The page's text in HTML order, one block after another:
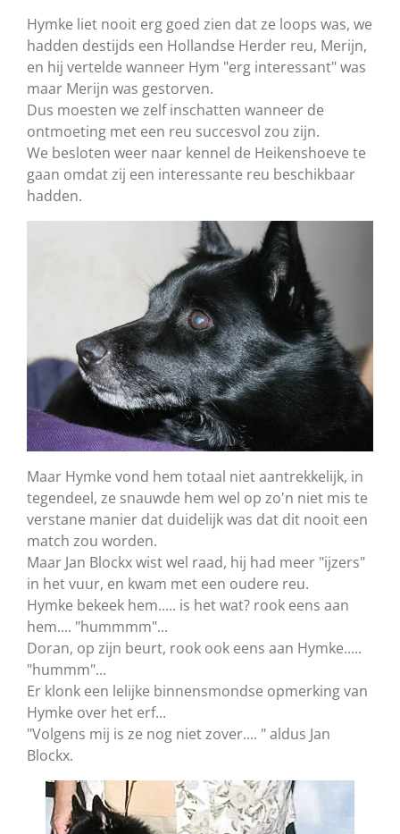
Hymke liet nooit erg goed zien dat ze loops was, we
hadden destijds een Hollandse Herder reu, Merijn,
en hij vertelde wanneer Hym "erg interessant" was
maar Merijn was gestorven.
Dus moesten we zelf inschatten wanneer de
ontmoeting met een reu succesvol zou zijn.
We besloten weer naar kennel de Heikenshoeve te
gaan omdat zij een interessante reu beschikbaar
hadden.
Maar Hymke vond hem totaal niet aantrekkelijk, in
tegendeel, ze snauwde hem wel op zo'n niet mis te
verstane manier dat duidelijk was dat dit nooit een
match zou worden.
Maar Jan Blockx wist wel raad, hij had meer "ijzers"
in het vuur, en kwam met een oudere reu.
Hymke bekeek hem..... is het wat? rook eens aan
hem.... "hummmm"...
Doran, op zijn beurt, rook ook eens aan Hymke.....
"hummm"...
Er klonk een lelijke binnensmondse opmerking van
Hymke over het erf...
"Volgens mij is ze nog niet zover.... " aldus Jan
Blockx.